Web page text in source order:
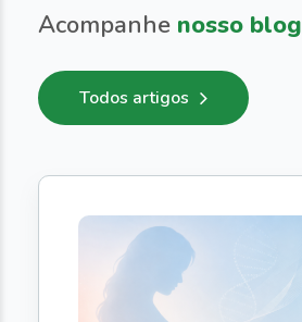
Acompanhe nosso blog
Todos artigos